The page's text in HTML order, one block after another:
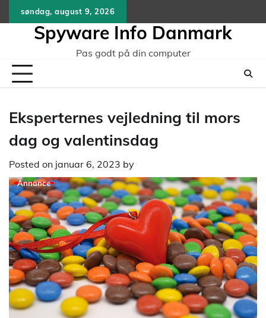
to
søndag, august 9, 2026
Spyware Info Danmark
Pas godt på din computer
Eksperternes vejledning til mors
dag og valentinsdag
Posted on januar 6, 2023 by
Annonce